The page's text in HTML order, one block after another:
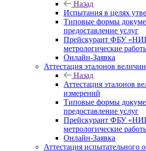
Назад
Испытания в целях
Типовые формы
предоставление услуг
Прейскурант ФБУ
метрологические
Онлайн-Заявка
Аттестация эталонов
Назад
Аттестация эталонов
измерений
Типовые формы
предоставление услуг
Прейскурант ФБУ
метрологические
Онлайн-Заявка
Аттестация испытательного